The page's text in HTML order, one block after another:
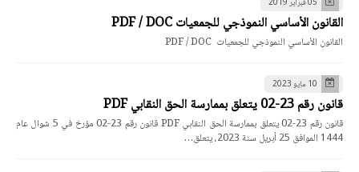
القانون الأساسي النموذجي للجمعيات PDF / DOC
القانون الأساسي النموذجي للجمعيات PDF / DOC
10 مايو 2023
قانون رقم 23-02 يتعلق بممارسة الحق النقابي PDF
قانون رقم 23-02 يتعلق بممارسة الحق النقابي PDF قانون رقم 23-02 مؤرخ في 5 شوال عام
1444 الموافق 25 أبريل سنة 2023، يتعلق…